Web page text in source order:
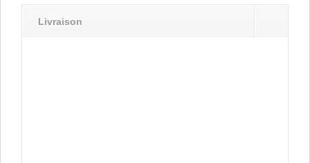
Livraison